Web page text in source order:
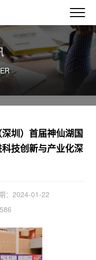
圳）首届神仙湖国
技创新与产业化深
：2024-01-22